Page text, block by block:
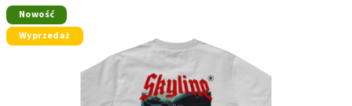
Nowość
Wyprzedaż